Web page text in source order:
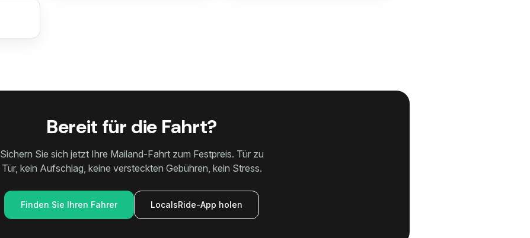
Bereit für die Fahrt?
Sichern Sie sich jetzt Ihre Mailand-Fahrt zum Festpreis. Tür zu
Tür, kein Aufschlag, keine versteckten Gebühren, kein Stress.
Finden Sie Ihren Fahrer LocalsRide-App holen